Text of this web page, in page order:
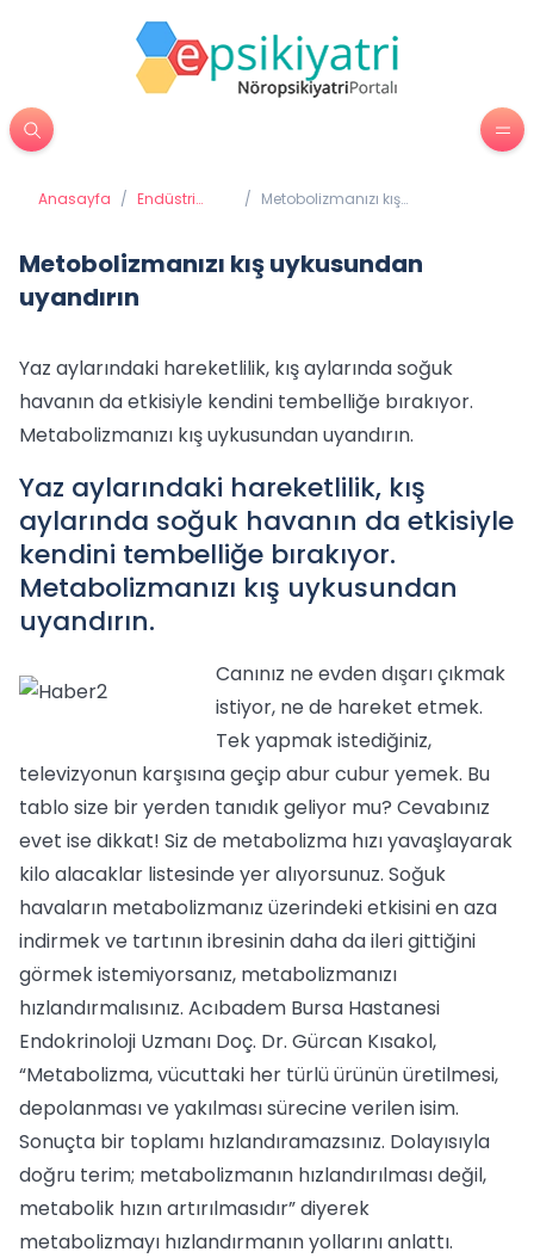
Anasayfa / Endüstri
/ Metobolizmanızı kış
Metobolizmanızı kış uykusundan
uyandırın
Yaz aylarındaki hareketlilik, kış aylarında soğuk
havanın da etkisiyle kendini tembelliğe bırakıyor.
Metabolizmanızı kış uykusundan uyandırın.
Yaz aylarındaki hareketlilik, kış
aylarında soğuk havanın da etkisiyle
kendini tembelliğe bırakıyor.
Metabolizmanızı kış uykusundan
uyandırın.
Canınız ne evden dışarı çıkmak
istiyor, ne de hareket etmek.
Tek yapmak istediğiniz,
televizyonun karşısına geçip abur cubur yemek. Bu
tablo size bir yerden tanıdık geliyor mu? Cevabınız
evet ise dikkat! Siz de metabolizma hızı yavaşlayarak
kilo alacaklar listesinde yer alıyorsunuz. Soğuk
havaların metabolizmanız üzerindeki etkisini en aza
indirmek ve tartının ibresinin daha da ileri gittiğini
görmek istemiyorsanız, metabolizmanızı
hızlandırmalısınız. Acıbadem Bursa Hastanesi
Endokrinoloji Uzmanı Doç. Dr. Gürcan Kısakol,
“Metabolizma, vücuttaki her türlü ürünün üretilmesi,
depolanması ve yakılması sürecine verilen isim.
Sonuçta bir toplamı hızlandıramazsınız. Dolayısıyla
doğru terim; metabolizmanın hızlandırılması değil,
metabolik hızın artırılmasıdır” diyerek
metabolizmayı hızlandırmanın yollarını anlattı.